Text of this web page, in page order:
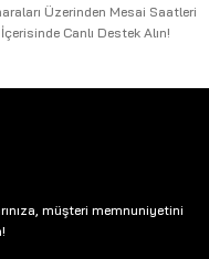
Üzerinden Mesai Saatleri
İçerisinde Canlı Destek Alın!
müşteri memnuniyetini